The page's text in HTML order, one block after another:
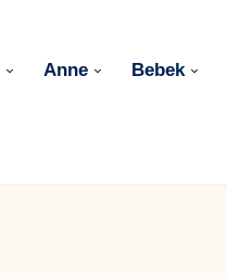
Anne Bebek